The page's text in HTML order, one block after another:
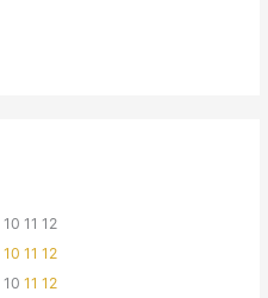
10 11 12
10 11 12
10 11 12